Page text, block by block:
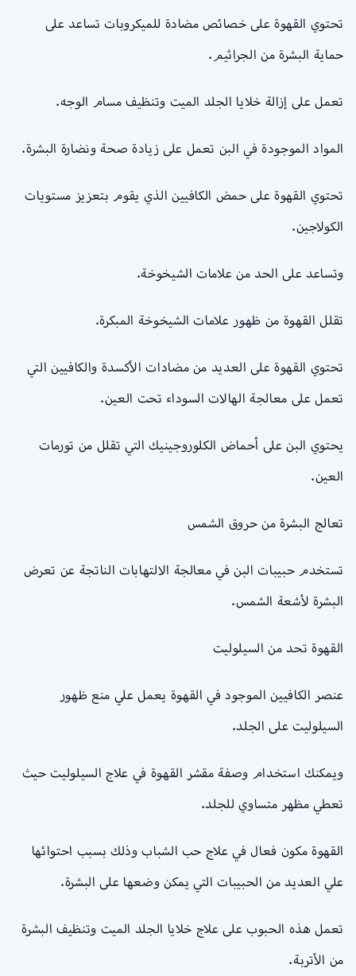
تحتوي القهوة على خصائص مضادة للميكروبات تساعد على
حماية البشرة من الجراثيم.
تعمل على إزالة خلايا الجلد الميت وتنظيف مسام الوجه.
المواد الموجودة في البن تعمل على زيادة صحة ونضارة البشرة.
تحتوي القهوة على حمض الكافيين الذي يقوم بتعزيز مستويات
الكولاجين.
وتساعد على الحد من علامات الشيخوخة.
تقلل القهوة من ظهور علامات الشيخوخة المبكرة.
تحتوي القهوة على العديد من مضادات الأكسدة والكافيين التي
تعمل على معالجة الهالات السوداء تحت العين.
يحتوي البن على أحماض الكلوروجينيك التي تقلل من تورمات
العين.
تعالج البشرة من حروق الشمس
تستخدم حبيبات البن في معالجة الالتهابات الناتجة عن تعرض
البشرة لأشعة الشمس.
القهوة تحد من السيلوليت
عنصر الكافيين الموجود في القهوة يعمل علي منع ظهور
السيلوليت على الجلد.
ويمكنك استخدام وصفة مقشر القهوة في علاج السيلوليت حيث
تعطي مظهر متساوي للجلد.
القهوة مكون فعال في علاج حب الشباب وذلك بسبب احتوائها
علي العديد من الحبيبات التي يمكن وضعها على البشرة.
تعمل هذه الحبوب على علاج خلايا الجلد الميت وتنظيف البشرة
من الأتربة.